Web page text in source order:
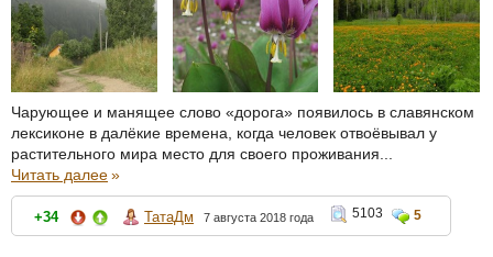
Чарующее и манящее слово «дорога» появилось в славянском
лексиконе в далёкие времена, когда человек отвоёвывал у
растительного мира место для своего проживания...
Читать далее»
+34 ТатаДм 7 августа 2018 года 5103 5